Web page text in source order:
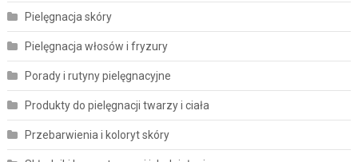
Pielęgnacja skóry
Pielęgnacja włosów i fryzury
Porady i rutyny pielęgnacyjne
Produkty do pielęgnacji twarzy i ciała
Przebarwienia i koloryt skóry